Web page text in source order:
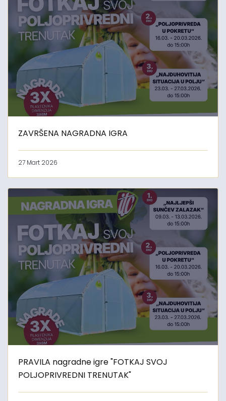
ZAVRŠENA NAGRADNA IGRA
27 Mart 2026
PRAVILA nagradne igre "FOTKAJ SVOJ
POLJOPRIVREDNI TRENUTAK"